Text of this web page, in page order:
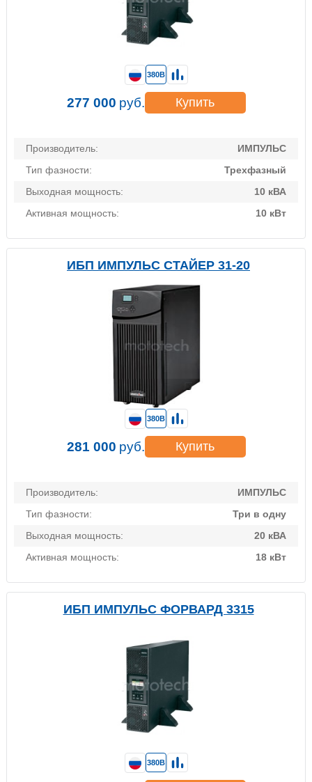
Производитель:
ИМПУЛЬС
Тип фазности:
Трехфазный
Выходная мощность:
10 кВА
Активная мощность:
10 кВт
380В
277 000 руб. Купить
ИБП ИМПУЛЬС СТАЙЕР 31-20
Производитель:
ИМПУЛЬС
Тип фазности:
Три в одну
Выходная мощность:
20 кВА
Активная мощность:
18 кВт
380В
281 000 руб. Купить
ИБП ИМПУЛЬС ФОРВАРД 3315
380В